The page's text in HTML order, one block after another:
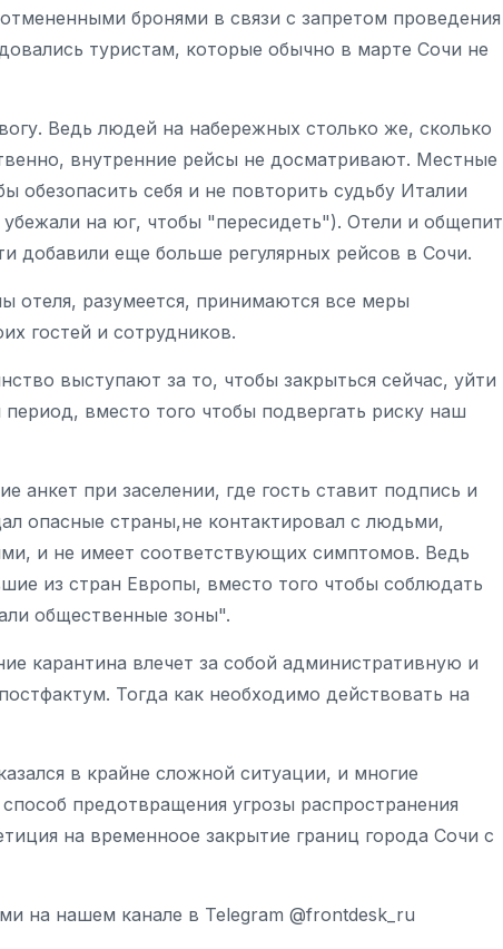
бронями в связи с запретом проведения
туристам, которые обычно в марте Сочи не
Ведь людей на набережных столько же, сколько
внутренние рейсы не досматривают. Местные
себя и не повторить судьбу Италии
на юг, чтобы "пересидеть"). Отели и общепит
добавили еще больше регулярных рейсов в Сочи.
отеля, разумеется, принимаются все меры
гостей и сотрудников.
выступают за то, чтобы закрыться сейчас, уйти
вместо того чтобы подвергать риску наш
анкет при заселении, где гость ставит подпись и
опасные страны,не контактировал с людьми,
и не имеет соответствующих симптомов. Ведь
из стран Европы, вместо того чтобы соблюдать
общественные зоны".
карантина влечет за собой административную и
Тогда как необходимо действовать на
в крайне сложной ситуации, и многие
предотвращения угрозы распространения
на временноое закрытие границ города Сочи с
на нашем канале в Telegram @frontdesk_ru